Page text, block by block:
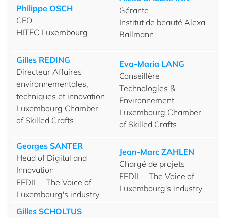
Philippe OSCH
CEO
HITEC Luxembourg
Gérante
Institut de beauté Alexa
Ballmann
Gilles REDING
Directeur Affaires
environnementales,
techniques et innovation
Luxembourg Chamber
of Skilled Crafts
Eva-Maria LANG
Conseillère
Technologies &
Environnement
Luxembourg Chamber
of Skilled Crafts
Georges SANTER
Head of Digital and
Innovation
FEDIL – The Voice of
Luxembourg's industry
Jean-Marc ZAHLEN
Chargé de projets
FEDIL – The Voice of
Luxembourg's industry
Gilles SCHOLTUS